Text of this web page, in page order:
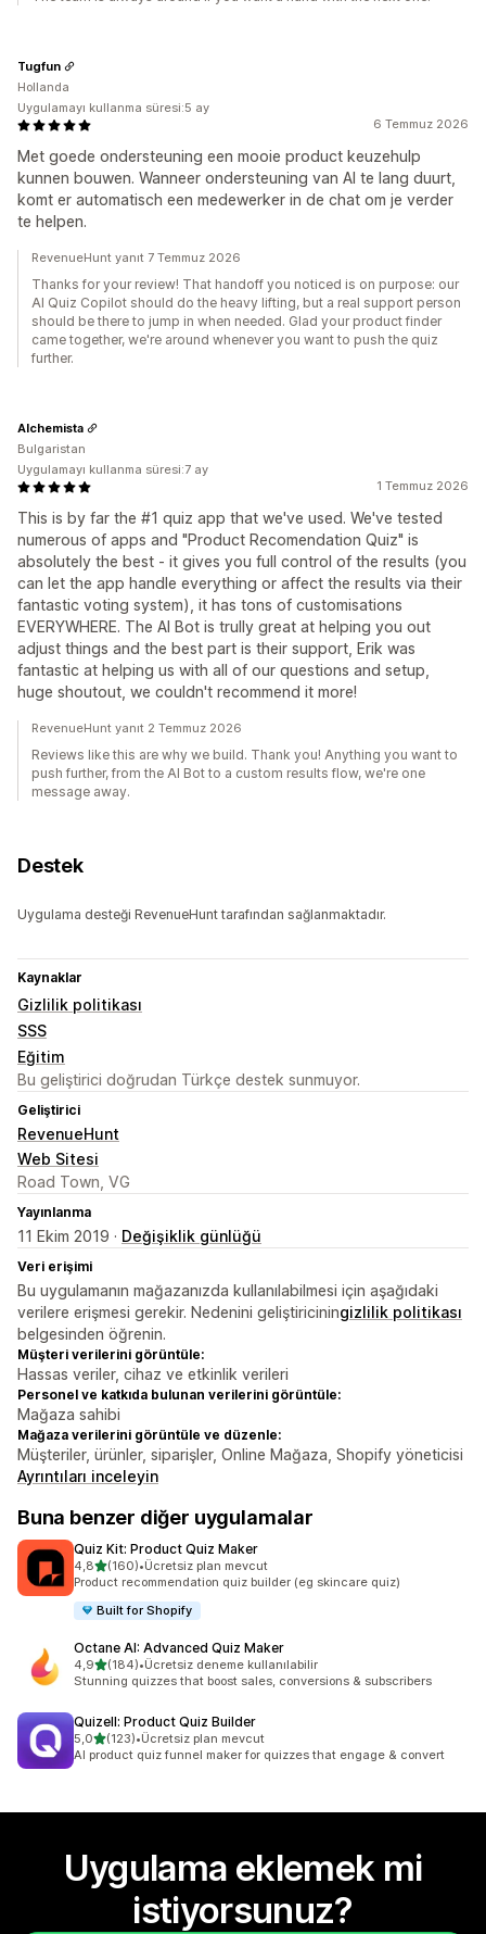
6 Temmuz 2026
Met goede ondersteuning een mooie product keuzehulp
kunnen bouwen. Wanneer ondersteuning van AI te lang duurt,
komt er automatisch een medewerker in de chat om je verder
te helpen.
Tugfun
Hollanda
Uygulamayı kullanma süresi:5 ay
RevenueHunt yanıt 7 Temmuz 2026
Thanks for your review! That handoff you noticed is on purpose: our
AI Quiz Copilot should do the heavy lifting, but a real support person
should be there to jump in when needed. Glad your product finder
came together, we're around whenever you want to push the quiz
further.
1 Temmuz 2026
This is by far the #1 quiz app that we've used. We've tested
numerous of apps and "Product Recomendation Quiz" is
absolutely the best - it gives you full control of the results (you
can let the app handle everything or affect the results via their
fantastic voting system), it has tons of customisations
EVERYWHERE. The AI Bot is trully great at helping you out
adjust things and the best part is their support, Erik was
fantastic at helping us with all of our questions and setup,
huge shoutout, we couldn't recommend it more!
Alchemista
Bulgaristan
Uygulamayı kullanma süresi:7 ay
RevenueHunt yanıt 2 Temmuz 2026
Reviews like this are why we build. Thank you! Anything you want to
push further, from the AI Bot to a custom results flow, we're one
message away.
Destek
Uygulama desteği RevenueHunt tarafından sağlanmaktadır.
Kaynaklar
Gizlilik politikası
SSS
Eğitim
Bu geliştirici doğrudan Türkçe destek sunmuyor.
Geliştirici
RevenueHunt
Web Sitesi
Road Town, VG
Yayınlanma
11 Ekim 2019 · Değişiklik günlüğü
Veri erişimi
Bu uygulamanın mağazanızda kullanılabilmesi için aşağıdaki
verilere erişmesi gerekir. Nedenini geliştiriciningizlilik politikası
belgesinden öğrenin.
Müşteri verilerini görüntüle:
Hassas veriler, cihaz ve etkinlik verileri
Personel ve katkıda bulunan verilerini görüntüle:
Mağaza sahibi
Mağaza verilerini görüntüle ve düzenle:
Müşteriler, ürünler, siparişler, Online Mağaza, Shopify yöneticisi
Ayrıntıları inceleyin
Buna benzer diğer uygulamalar
Quiz Kit: Product Quiz Maker
4,85 yıldız üzerinden
(160)
toplam 160 değerlendirme
•Ücretsiz plan mevcut
Product recommendation quiz builder (eg skincare quiz)
Built for Shopify
Octane AI: Advanced Quiz Maker
4,95 yıldız üzerinden
(184)
toplam 184 değerlendirme
•Ücretsiz deneme kullanılabilir
Stunning quizzes that boost sales, conversions & subscribers
Quizell: Product Quiz Builder
5,05 yıldız üzerinden
(123)
toplam 123 değerlendirme
•Ücretsiz plan mevcut
AI product quiz funnel maker for quizzes that engage & convert
Uygulama eklemek mi
istiyorsunuz?